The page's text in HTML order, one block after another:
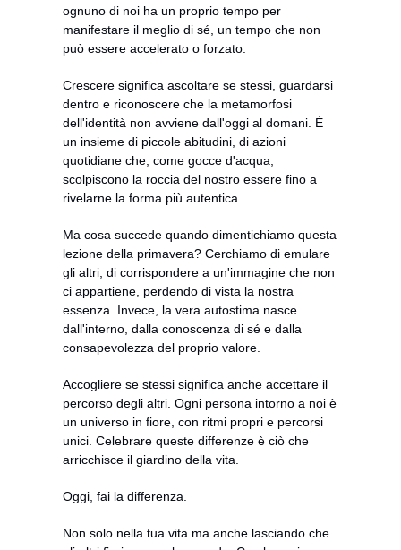
ognuno di noi ha un proprio tempo per
manifestare il meglio di sé, un tempo che non
può essere accelerato o forzato.
Crescere significa ascoltare se stessi, guardarsi
dentro e riconoscere che la metamorfosi
dell'identità non avviene dall'oggi al domani. È
un insieme di piccole abitudini, di azioni
quotidiane che, come gocce d'acqua,
scolpiscono la roccia del nostro essere fino a
rivelarne la forma più autentica.
Ma cosa succede quando dimentichiamo questa
lezione della primavera? Cerchiamo di emulare
gli altri, di corrispondere a un'immagine che non
ci appartiene, perdendo di vista la nostra
essenza. Invece, la vera autostima nasce
dall'interno, dalla conoscenza di sé e dalla
consapevolezza del proprio valore.
Accogliere se stessi significa anche accettare il
percorso degli altri. Ogni persona intorno a noi è
un universo in fiore, con ritmi propri e percorsi
unici. Celebrare queste differenze è ciò che
arricchisce il giardino della vita.
Oggi, fai la differenza.
Non solo nella tua vita ma anche lasciando che